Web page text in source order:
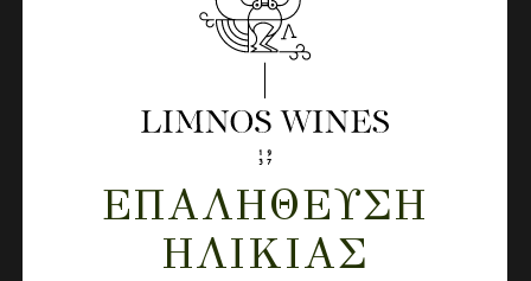
EX
COMMODO
CONSEQUAT
ΕΠΑΛΉΘΕΥΣΗ
ΗΛΙΚΊΑΣ